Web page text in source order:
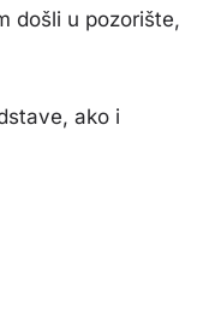
došli u pozorište,
ako i